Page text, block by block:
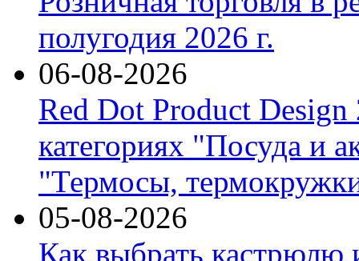
полугодия 2026 г.
06-08-2026
Red Dot Product Design
категориях "Посуда и
"Термосы,
05-08-2026
Как выбрать кастрюлю